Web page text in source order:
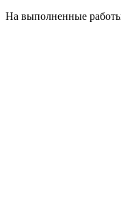
На выполненные